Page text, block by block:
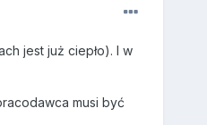
jest już ciepło). I w
musi być